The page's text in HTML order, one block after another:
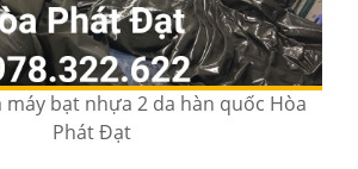
máy bạt nhựa 2 da hàn quốc Hòa
Phát Đạt